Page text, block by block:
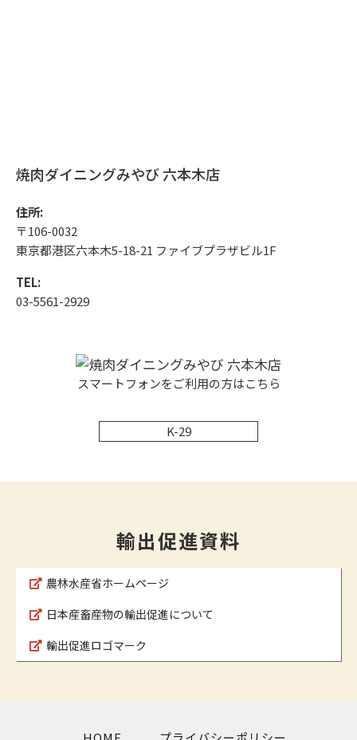
焼肉ダイニングみやび 六本木店
住所:
〒106-0032
東京都港区六本木5-18-21 ファイブプラザビル1F
TEL:
03-5561-2929
スマートフォンをご利用の方はこちら
K-29
輸出促進資料
農林水産省ホームページ
日本産畜産物の輸出促進について
輸出促進ロゴマーク